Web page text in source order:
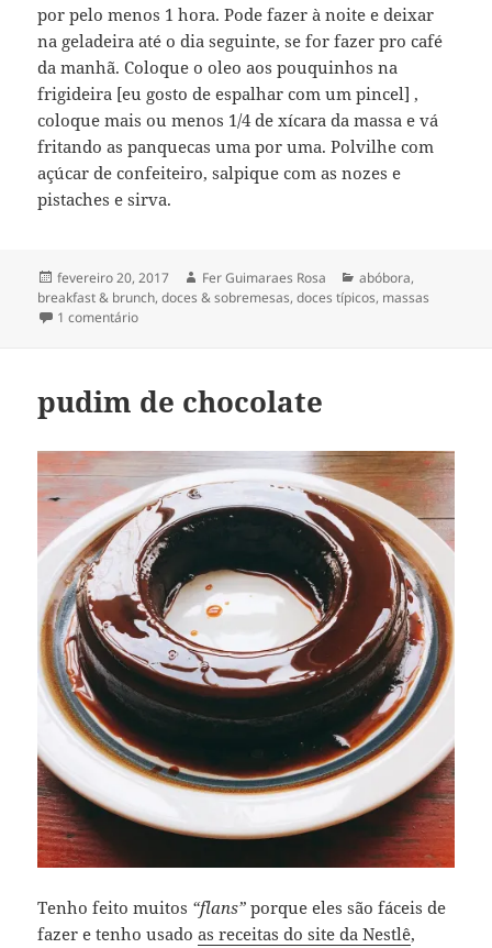
por pelo menos 1 hora. Pode fazer à noite e deixar
na geladeira até o dia seguinte, se for fazer pro café
da manhã. Coloque o oleo aos pouquinhos na
frigideira [eu gosto de espalhar com um pincel] ,
coloque mais ou menos 1/4 de xícara da massa e vá
fritando as panquecas uma por uma. Polvilhe com
açúcar de confeiteiro, salpique com as nozes e
pistaches e sirva.
Publicado
em
fevereiro 20, 2017 Autor
Fer Guimaraes Rosa Categorias
abóbora,
breakfast & brunch,doces & sobremesas,doces típicos, massas
1 comentárioem panquecas persas de abóbora
pudim de chocolate
Tenho feito muitos “flans” porque eles são fáceis de
fazer e tenho usadoas receitas do site da Nestlê,